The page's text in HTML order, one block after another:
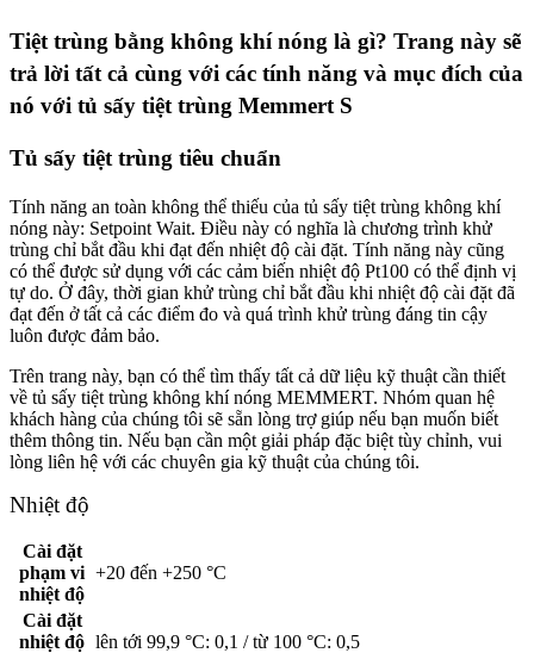
Tiệt trùng bằng không khí nóng là gì? Trang này sẽ
trả lời tất cả cùng với các tính năng và mục đích của
nó với tủ sấy tiệt trùng Memmert S
Tủ sấy tiệt trùng tiêu chuẩn
Tính năng an toàn không thể thiếu của tủ sấy tiệt trùng không khí
nóng này: Setpoint Wait. Điều này có nghĩa là chương trình khử
trùng chỉ bắt đầu khi đạt đến nhiệt độ cài đặt. Tính năng này cũng
có thể được sử dụng với các cảm biến nhiệt độ Pt100 có thể định vị
tự do. Ở đây, thời gian khử trùng chỉ bắt đầu khi nhiệt độ cài đặt đã
đạt đến ở tất cả các điểm đo và quá trình khử trùng đáng tin cậy
luôn được đảm bảo.
Trên trang này, bạn có thể tìm thấy tất cả dữ liệu kỹ thuật cần thiết
về tủ sấy tiệt trùng không khí nóng MEMMERT. Nhóm quan hệ
khách hàng của chúng tôi sẽ sẵn lòng trợ giúp nếu bạn muốn biết
thêm thông tin. Nếu bạn cần một giải pháp đặc biệt tùy chỉnh, vui
lòng liên hệ với các chuyên gia kỹ thuật của chúng tôi.
Nhiệt độ
Cài đặt
phạm vi
nhiệt độ
+20 đến +250 °C
Cài đặt
nhiệt độ lên tới 99,9 °C: 0,1 / từ 100 °C: 0,5